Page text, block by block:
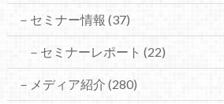
－セミナー情報 (37)
－セミナーレポート (22)
－メディア紹介 (280)